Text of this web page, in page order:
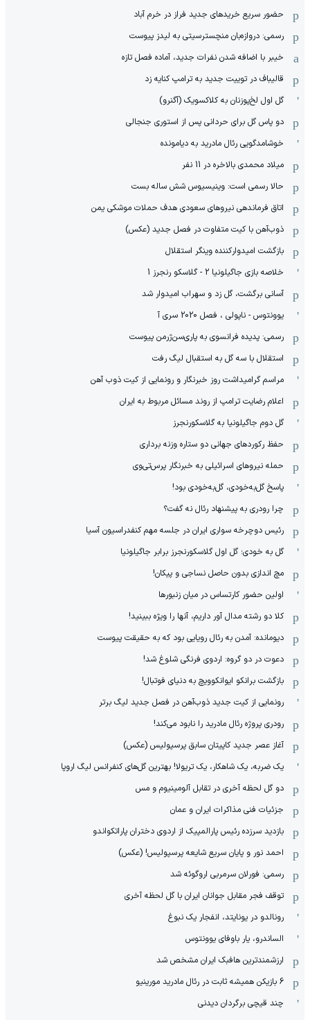
حضور سریع خریدهای جدید فراز در خرم آباد
رسمی: دروازه‌بان منچسترسیتی به لیدز پیوست
خیبر با اضافه شدن نفرات جدید، آماده فصل تازه
قالیباف در توییت جدید به ترامپ کنایه زد
گل اول لخ‌پوزنان به کلاکسویک (آگنرو)
دو پاس گل برای حردانی پس از استوری جنجالی
خوشامدگویی رئال مادرید به دیامونده
میلاد محمدی بالاخره در 11 نفر
حالا رسمی است: وینیسیوس شش ساله بست
اتاق فرماندهی نیروهای سعودی هدف حملات موشکی یمن
ذوب‌آهن با کیت متفاوت در فصل جدید (عکس)
بازگشت امیدوارکننده وینگر استقلال
خلاصه بازی جاگیلونیا 2 - گلاسکو رنجرز 1
آسانی برگشت، گل زد و سهراب امیدوار شد
یوونتوس - ناپولی ، فصل 2020 سری آ
رسمی: پدیده فرانسوی به پاری‌سن‌ژرمن پیوست
استقلال با سه گل به استقبال لیگ رفت
مراسم گرامیداشت روز خبرنگار و رونمایی از کیت ذوب آهن
اعلام رضایت ترامپ از روند مسائل مربوط به ایران
گل دوم جاگیلونیا به گلاسکورنجرز
حفظ رکوردهای جهانی دو ستاره وزنه برداری
حمله نیروهای اسرائیلی به خبرنگار پرس‌تی‌وی
پاسخ گل‌به‌خودی، گل‌به‌خودی بود!
چرا رودری به پیشنهاد رئال نه گفت؟
رئیس دوچرخه سواری ایران در جلسه مهم کنفدراسیون آسیا
گل به خودی؛ گل اول گلاسکورنجرز برابر جاگیلونیا
مچ اندازی بدون حاصل نساجی و پیکان!
اولین حضور کارتساس در میان زنبورها
کلا دو‌ رشته مدال آور داریم، آنها را ویژه ببینید!
دیومانده: آمدن به رئال رویایی بود که به حقیقت پیوست
دعوت در دو گروه: اردوی فرنگی شلوغ شد!
بازگشت برانکو ایوانکوویچ به دنیای فوتبال!
رونمایی از کیت جدید ذوب‌آهن در فصل جدید لیگ برتر
رودری پروژه رئال مادرید را نابود می‌کند!
آغاز عصر جدید کاپیتان سابق پرسپولیس (عکس)
یک ضربه، یک شاهکار، یک تریولا! بهترین گل‌های کنفرانس لیگ اروپا
دو گل لحظه آخری در تقابل آلومینیوم و مس
جزئیات فنی مذاکرات ایران و عمان
بازدید سرزده رئیس پارالمپیک از اردوی دختران پاراتکواندو
احمد نور و پایان سریع شایعه پرسپولیس! (عکس)
رسمی: فورلان سرمربی اروگوئه شد
توقف فجر مقابل جوانان ایران با گل لحظه آخری
رونالدو در یونایتد، انفجار یک نبوغ
الساندرو، یار باوفای یوونتوس
ارزشمندترین هافبک ایران مشخص شد
6 بازیکن همیشه ثابت در رئال مادرید مورینیو
چند قیچی برگردان دیدنی